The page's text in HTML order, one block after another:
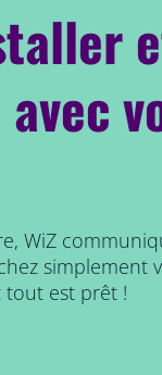
WiZ
simplement
tout est prêt !